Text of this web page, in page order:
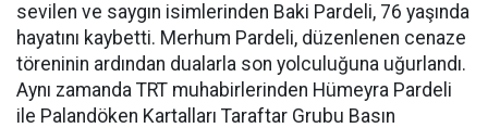
sevilen ve saygın isimlerinden Baki Pardeli, 76 yaşında
hayatını kaybetti. Merhum Pardeli, düzenlenen cenaze
töreninin ardından dualarla son yolculuğuna uğurlandı.
Aynı zamanda TRT muhabirlerinden Hümeyra Pardeli
ile Palandöken Kartalları Taraftar Grubu Basın